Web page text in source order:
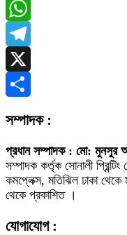
Messenger
WhatsApp
Telegram
X
সম্পাদক :
প্রধান সম্পাদক : মো: মুনসুর
সম্পাদক কর্তৃক সোনালী
কমপ্লেক্স, মতিঝিল ঢাকা
থেকে প্রকাশিত ।
যোগাযোগ :